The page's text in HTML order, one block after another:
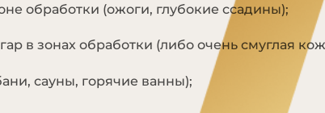
обработки (ожоги, глубокие ссадины);
в зонах обработки (либо очень смуглая
сауны, горячие ванны);